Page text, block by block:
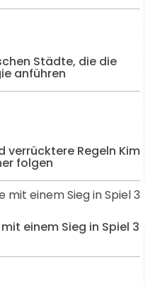
Städte, die die
anführen
verrücktere Regeln Kim
folgen
einem Sieg in Spiel 3